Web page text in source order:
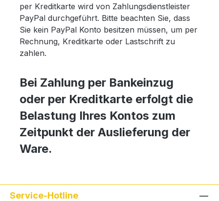
per Kreditkarte wird von Zahlungsdienstleister
PayPal durchgeführt. Bitte beachten Sie, dass
Sie kein PayPal Konto besitzen müssen, um per
Rechnung, Kreditkarte oder Lastschrift zu
zahlen.
Bei Zahlung per Bankeinzug
oder per Kreditkarte erfolgt die
Belastung Ihres Kontos zum
Zeitpunkt der Auslieferung der
Ware.
Service-Hotline